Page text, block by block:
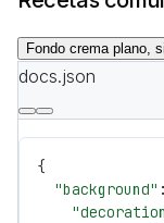
Fondo crema plano,
docs.json
{
  "background"